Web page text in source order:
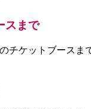
スまで
チケットブースま